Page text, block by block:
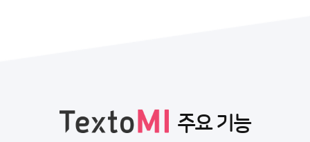
주요 기능